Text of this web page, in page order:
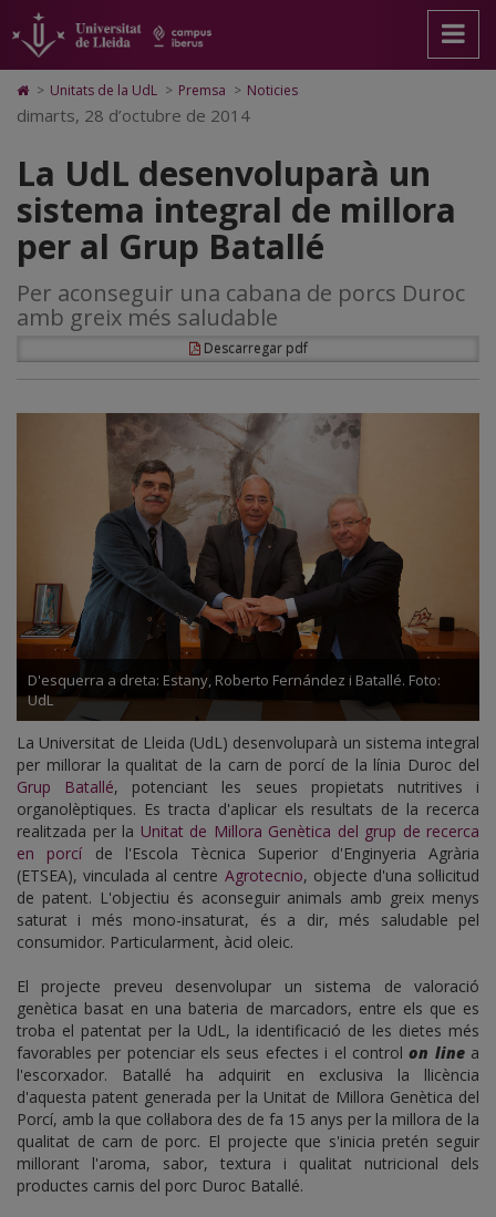
La
UdL
desenvoluparà
un
sistema
integral
de
millora
per
Grup
Batallé
pàgina
principal.
Universitat
Lleida
contingut
principal
Mapa
Web.
Universitat
Cerca
Accessibilitat.
Universitat
Lleida
Icono
de
Home
a
la
página
de
inicio
> Unitats de la UdL > Premsa > Noticies
dimarts, 28 d’octubre de 2014
La UdL desenvoluparà un
sistema integral de millora
per al Grup Batallé
Per aconseguir una cabana de porcs Duroc
amb greix més saludable
Descarregar pdf
D'esquerra a dreta: Estany, Roberto Fernández i Batallé. Foto:
UdL
La Universitat de Lleida (UdL) desenvoluparà un sistema integral
per millorar la qualitat de la carn de porcí de la línia Duroc del
Grup Batallé, potenciant les seues propietats nutritives i
organolèptiques. Es tracta d'aplicar els resultats de la recerca
realitzada per la Unitat de Millora Genètica del grup de recerca
en porcí de l'Escola Tècnica Superior d'Enginyeria Agrària
(ETSEA), vinculada al centre Agrotecnio, objecte d'una sol·licitud
de patent. L'objectiu és aconseguir animals amb greix menys
saturat i més mono-insaturat, és a dir, més saludable pel
consumidor. Particularment, àcid oleic.
El projecte preveu desenvolupar un sistema de valoració
genètica basat en una bateria de marcadors, entre els que es
troba el patentat per la UdL, la identificació de les dietes més
favorables per potenciar els seus efectes i el controlon linea
l'escorxador. Batallé ha adquirit en exclusiva la llicència
d'aquesta patent generada per la Unitat de Millora Genètica del
Porcí, amb la que col·labora des de fa 15 anys per la millora de la
qualitat de carn de porc. El projecte que s'inicia pretén seguir
millorant l'aroma, sabor, textura i qualitat nutricional dels
productes carnis del porc Duroc Batallé.